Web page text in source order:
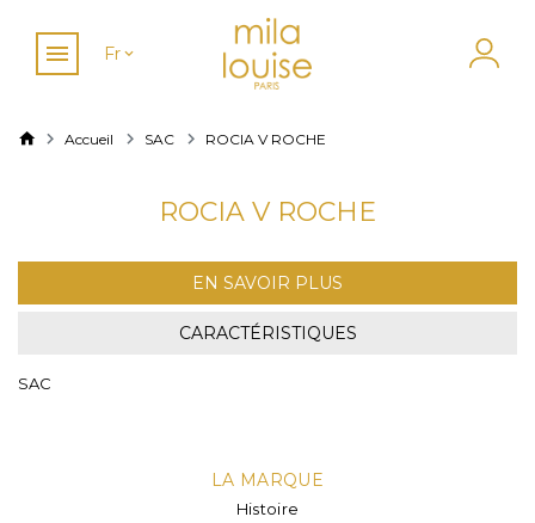
Fr
Accueil SAC ROCIA V ROCHE
ROCIA V ROCHE
EN SAVOIR PLUS
CARACTÉRISTIQUES
SAC
LA MARQUE
Histoire